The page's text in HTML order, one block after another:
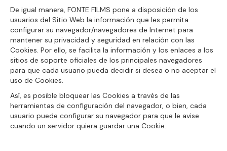
De igual manera, FONTE FILMS pone a disposición de los
usuarios del Sitio Web la información que les permita
configurar su navegador/navegadores de Internet para
mantener su privacidad y seguridad en relación con las
Cookies. Por ello, se facilita la información y los enlaces a los
sitios de soporte oficiales de los principales navegadores
para que cada usuario pueda decidir si desea o no aceptar el
uso de Cookies.
Así, es posible bloquear las Cookies a través de las
herramientas de configuración del navegador, o bien, cada
usuario puede configurar su navegador para que le avise
cuando un servidor quiera guardar una Cookie: